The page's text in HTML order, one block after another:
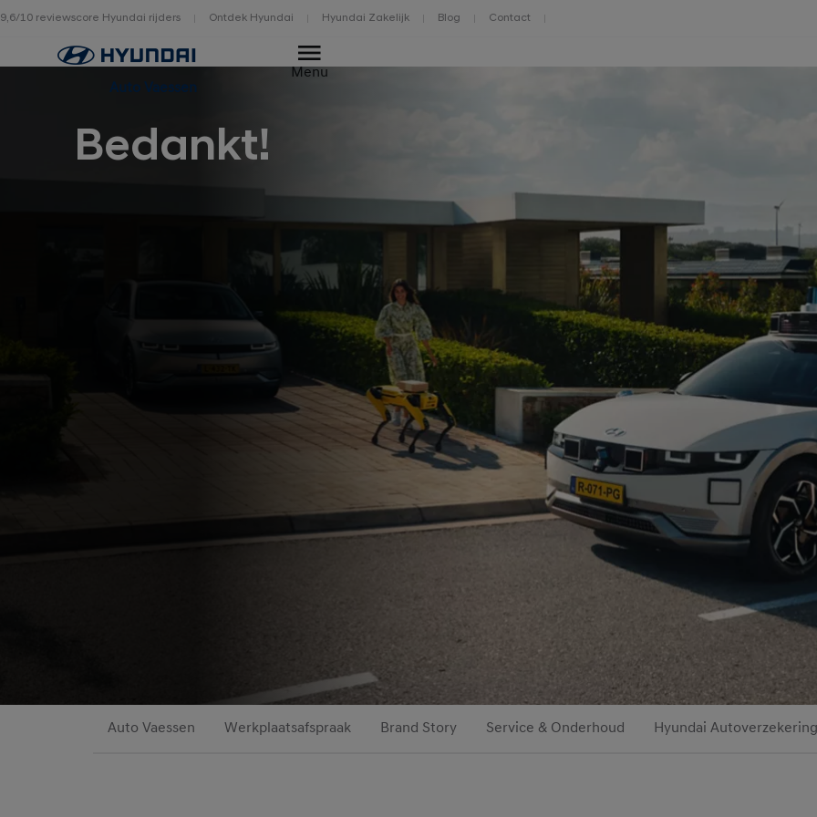
9,6/10 reviewscore Hyundai rijders Ontdek Hyundai Hyundai Zakelijk Blog Contact
Home
Auto Vaessen
Menu
Bedankt!
Auto Vaessen Werkplaatsafspraak Brand Story Service & Onderhoud Hyundai